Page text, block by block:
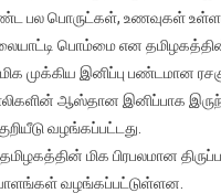
பல பொருட்கள், உணவுகள்
பொம்மை என தமிழகத்தின்
முக்கிய இனிப்பு பண்டமான
ஆஸ்தான இனிப்பாக
வழங்கப்பட்டது.
மிக பிரபலமான
வழங்கப்பட்டுள்ளன.